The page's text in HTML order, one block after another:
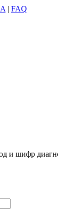
| FAQ
и шифр